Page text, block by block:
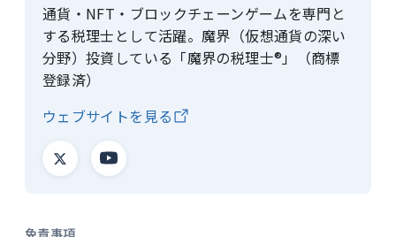
通貨・NFT・ブロックチェーンゲームを専門と
する税理士として活躍。魔界（仮想通貨の深い
分野）投資している「魔界の税理士®」（商標
登録済）
ウェブサイトを見る